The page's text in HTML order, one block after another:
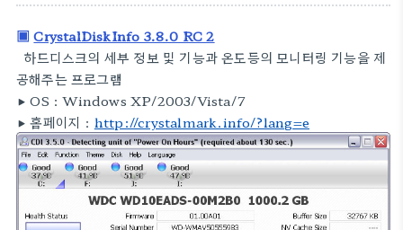
▣CrystalDiskInfo 3.8.0 RC 2
하드디스크의 세부 정보 및 기능과 온도등의 모니터링 기능을 제
공해주는 프로그램
▶OS :Windows XP/2003/Vista/7
▶ 홈페이지 : http://crystalmark.info/?lang=e